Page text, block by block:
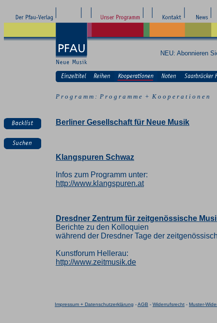
NEU: Abonnieren
P r o g r a m m : P r o g r a m m e + K o o p e r a t i o n e n
Berliner Gesellschaft für Neue Musik
Klangspuren Schwaz
Infos zum Programm unter:
http://www.klangspuren.at
Dresdner Zentrum für zeitgenössische
Berichte zu den Kolloquien
während der Dresdner Tage der
Kunstforum Hellerau:
http://www.zeitmusik.de
Impressum + Datenschutzerklärung -AGB - Widerrufsrecht - Muster-